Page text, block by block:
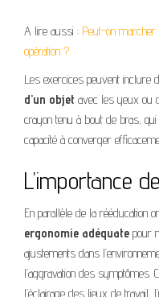
A lire aussi : Peut-on
opération ?
Les exercices peuvent inclure
d’un objet avec les yeux ou
crayon tenu à bout de bras,
capacité à converger
L’importance
En parallèle de la rééducation
ergonomie adéquate pour
ajustements dans
l’aggravation des symptômes.
l’éclairage des lieux de travail,